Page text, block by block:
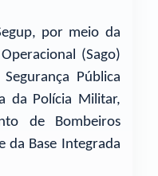
por meio da
(Sago)
Pública
da Polícia Militar,
de Bombeiros
da Base Integrada